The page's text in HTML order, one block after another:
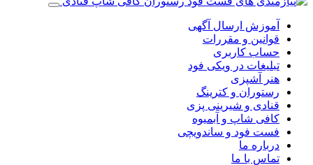
آموزش ارسال آگهی
قوانین و مقررات
حساب کاربری
تبلیغات در ویکی فود
هنر آشپزی
رستوران و کترینگ
قنادی و شیرینی پزی
کافی شاپ و آبمیوه
فست فود و ساندویچی
درباره ما
تماس با ما